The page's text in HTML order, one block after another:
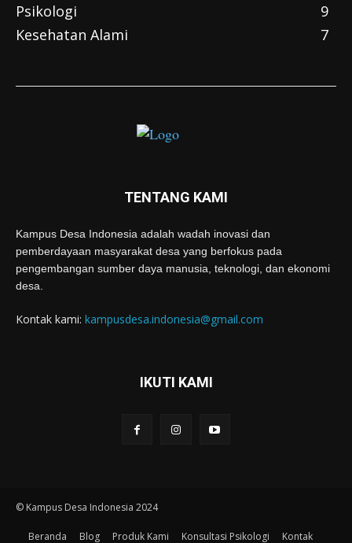
Psikologi
9
Kesehatan Alami
7
TENTANG KAMI
Kampus Desa Indonesia adalah wadah inovasi dan
pemberdayaan masyarakat desa yang berfokus pada
pengembangan sumber daya manusia, teknologi, dan ekonomi
desa.
Kontak kami: kampusdesa.indonesia@gmail.com
IKUTI KAMI
© Kampus Desa Indonesia 2024
Beranda Blog Produk Kami Konsultasi Psikologi Kontak